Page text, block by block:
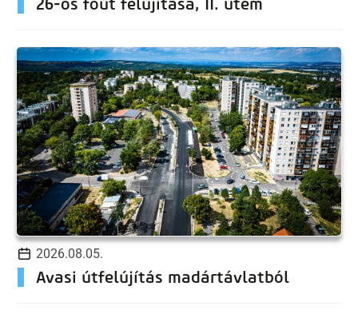
26-os főút felújítása, II. ütem
2026.08.05.
Avasi útfelújítás madártávlatból